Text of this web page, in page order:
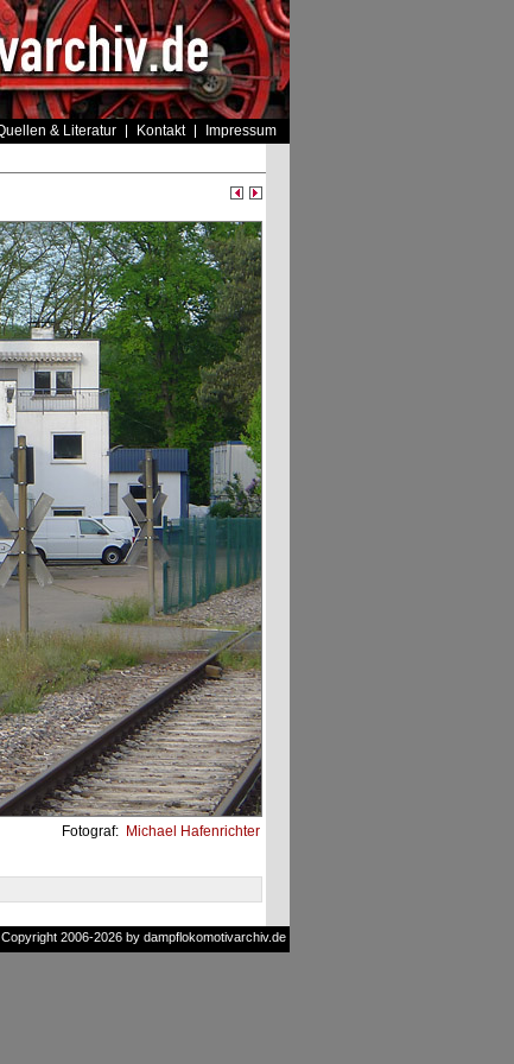
& Literatur Kontakt Impressum
Fotograf: Michael Hafenrichter
2006-2026 by dampflokomotivarchiv.de